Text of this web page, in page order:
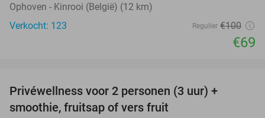
Ophoven - Kinrooi (België) (12 km)
Verkocht: 123
Regulier €100
€69
Privéwellness voor 2 personen (3 uur) +
smoothie, fruitsap of vers fruit